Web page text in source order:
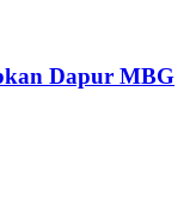
Dapur MBG